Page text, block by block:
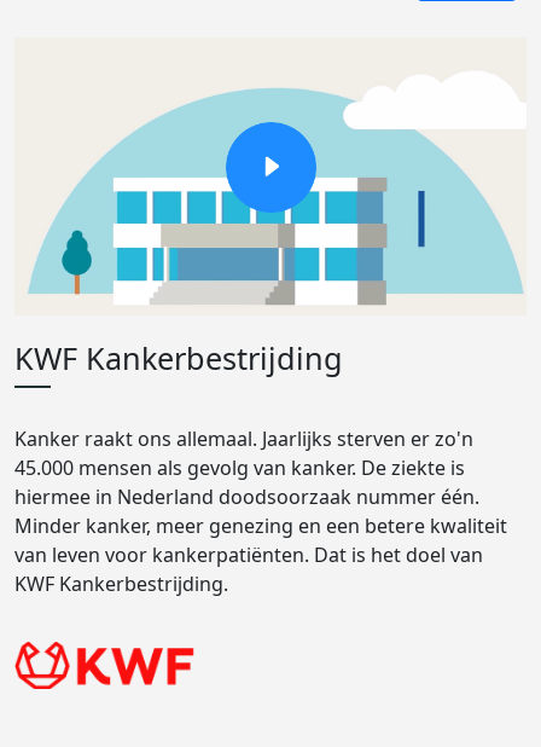
KWF Kankerbestrijding
Kanker raakt ons allemaal. Jaarlijks sterven er zo'n
45.000 mensen als gevolg van kanker. De ziekte is
hiermee in Nederland doodsoorzaak nummer één.
Minder kanker, meer genezing en een betere kwaliteit
van leven voor kankerpatiënten. Dat is het doel van
KWF Kankerbestrijding.